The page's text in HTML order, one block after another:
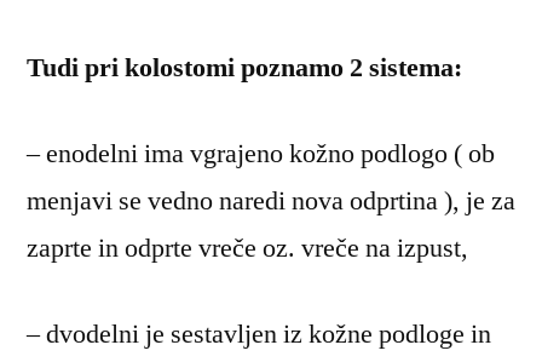
Tudi pri kolostomi poznamo 2 sistema:
– enodelni ima vgrajeno kožno podlogo ( ob
menjavi se vedno naredi nova odprtina ), je za
zaprte in odprte vreče oz. vreče na izpust,
– dvodelni je sestavljen iz kožne podloge in